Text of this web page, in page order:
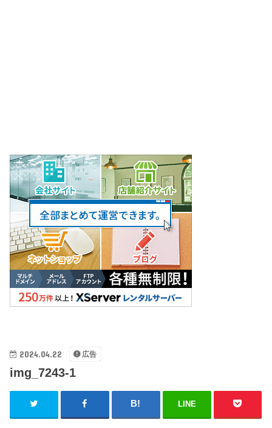
2024.04.22 広告
img_7243-1
LINE